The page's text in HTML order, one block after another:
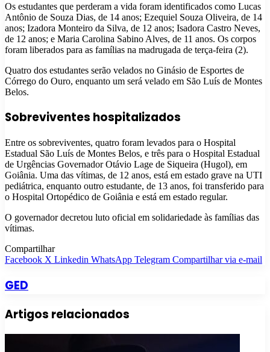
Os estudantes que perderam a vida foram identificados como Lucas
Antônio de Souza Dias, de 14 anos; Ezequiel Souza Oliveira, de 14
anos; Izadora Monteiro da Silva, de 12 anos; Isadora Castro Neves,
de 12 anos; e Maria Carolina Sabino Alves, de 11 anos. Os corpos
foram liberados para as famílias na madrugada de terça-feira (2).
Quatro dos estudantes serão velados no Ginásio de Esportes de
Córrego do Ouro, enquanto um será velado em São Luís de Montes
Belos.
Sobreviventes hospitalizados
Entre os sobreviventes, quatro foram levados para o Hospital
Estadual São Luís de Montes Belos, e três para o Hospital Estadual
de Urgências Governador Otávio Lage de Siqueira (Hugol), em
Goiânia. Uma das vítimas, de 12 anos, está em estado grave na UTI
pediátrica, enquanto outro estudante, de 13 anos, foi transferido para
o Hospital Ortopédico de Goiânia e está em estado regular.
O governador decretou luto oficial em solidariedade às famílias das
vítimas.
Compartilhar
Facebook X Linkedin WhatsApp Telegram Compartilhar via e-mail
GED
Artigos relacionados